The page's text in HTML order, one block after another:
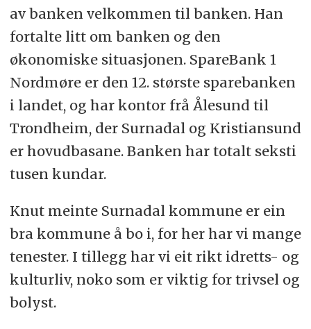
av banken velkommen til banken. Han
fortalte litt om banken og den
økonomiske situasjonen. SpareBank 1
Nordmøre er den 12. største sparebanken
i landet, og har kontor frå Ålesund til
Trondheim, der Surnadal og Kristiansund
er hovudbasane. Banken har totalt seksti
tusen kundar.
Knut meinte Surnadal kommune er ein
bra kommune å bo i, for her har vi mange
tenester. I tillegg har vi eit rikt idretts- og
kulturliv, noko som er viktig for trivsel og
bolyst.